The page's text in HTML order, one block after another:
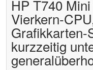
HP T740
Vierkern-
Grafikkarten-
kurzzeitig